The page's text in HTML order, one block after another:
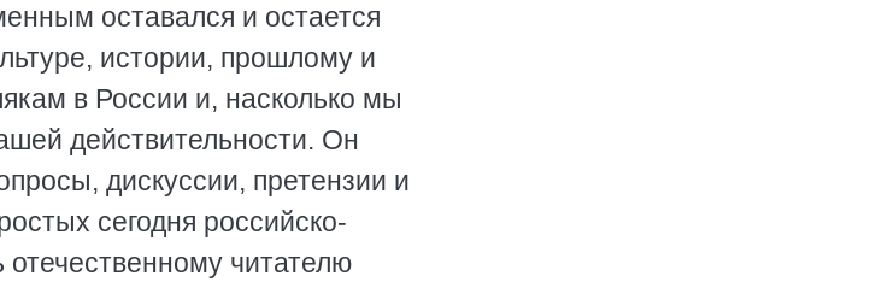
оставался и остается
истории, прошлому и
в России и, насколько мы
действительности. Он
дискуссии, претензии и
сегодня российско-
читателю